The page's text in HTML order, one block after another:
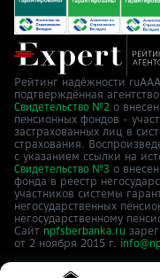
Рейтинг надёжности
подтверждённая
Свидетельство №2 о
пенсионных фондов -
застрахованных лиц в
страхования.
с указанием ссылки на
Свидетельство №3 о
фонда в реестр
участников системы
негосударственных
негосударственному
Сайт npfsberbanka.ru
от 2 ноября 2015 г.